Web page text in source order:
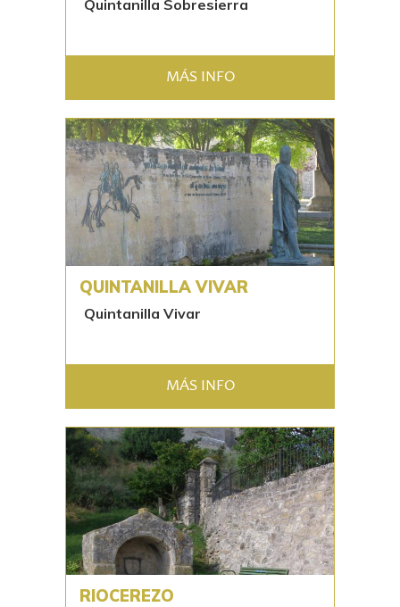
Quintanilla Sobresierra
MÁS INFO
QUINTANILLA VIVAR
Quintanilla Vivar
MÁS INFO
RIOCEREZO